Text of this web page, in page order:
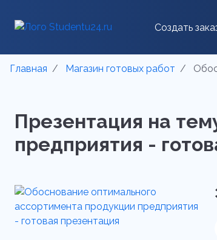
Создать
Главная Магазин готовых работ
Презентация на
предприятия -